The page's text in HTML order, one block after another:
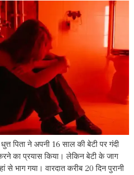
पिता ने अपनी 16 साल की बेटी पर गंदी
का प्रयास किया। लेकिन बेटी के जाग
से भाग गया। वारदात करीब 20 दिन पुरानी